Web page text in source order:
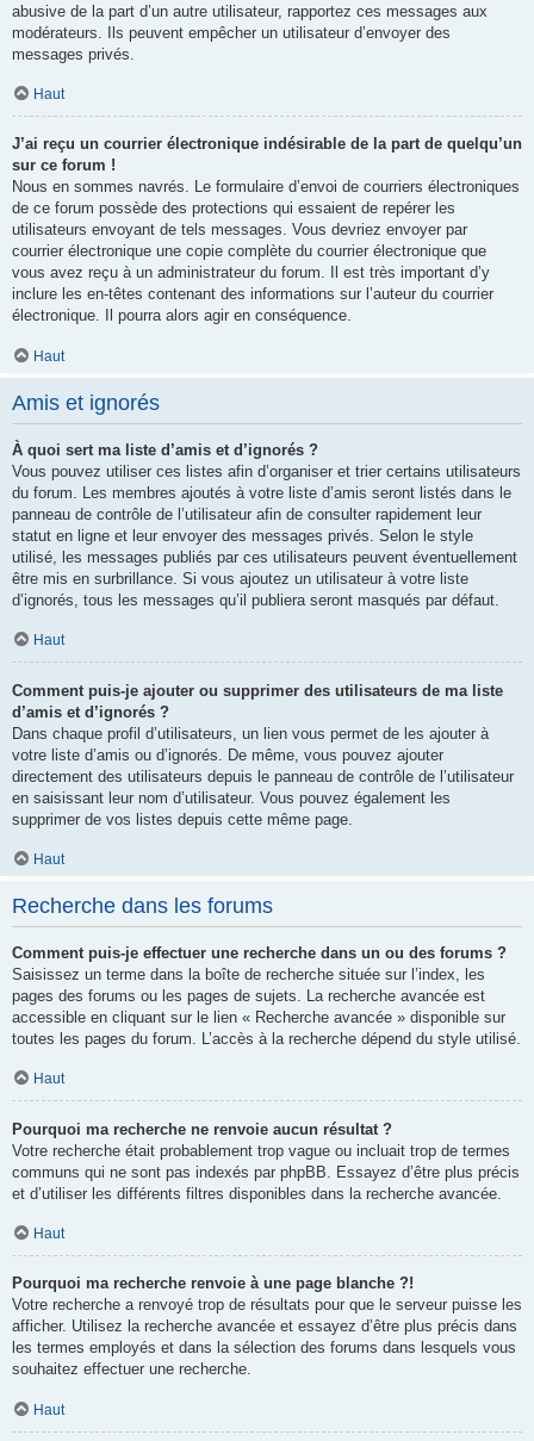
abusive de la part d’un autre utilisateur, rapportez ces messages aux
modérateurs. Ils peuvent empêcher un utilisateur d’envoyer des
messages privés.
Haut
J’ai reçu un courrier électronique indésirable de la part de quelqu’un
sur ce forum !
Nous en sommes navrés. Le formulaire d’envoi de courriers électroniques
de ce forum possède des protections qui essaient de repérer les
utilisateurs envoyant de tels messages. Vous devriez envoyer par
courrier électronique une copie complète du courrier électronique que
vous avez reçu à un administrateur du forum. Il est très important d’y
inclure les en-têtes contenant des informations sur l’auteur du courrier
électronique. Il pourra alors agir en conséquence.
Haut
Amis et ignorés
À quoi sert ma liste d’amis et d’ignorés ?
Vous pouvez utiliser ces listes afin d’organiser et trier certains utilisateurs
du forum. Les membres ajoutés à votre liste d’amis seront listés dans le
panneau de contrôle de l’utilisateur afin de consulter rapidement leur
statut en ligne et leur envoyer des messages privés. Selon le style
utilisé, les messages publiés par ces utilisateurs peuvent éventuellement
être mis en surbrillance. Si vous ajoutez un utilisateur à votre liste
d’ignorés, tous les messages qu’il publiera seront masqués par défaut.
Haut
Comment puis-je ajouter ou supprimer des utilisateurs de ma liste
d’amis et d’ignorés ?
Dans chaque profil d’utilisateurs, un lien vous permet de les ajouter à
votre liste d’amis ou d’ignorés. De même, vous pouvez ajouter
directement des utilisateurs depuis le panneau de contrôle de l’utilisateur
en saisissant leur nom d’utilisateur. Vous pouvez également les
supprimer de vos listes depuis cette même page.
Haut
Recherche dans les forums
Comment puis-je effectuer une recherche dans un ou des forums ?
Saisissez un terme dans la boîte de recherche située sur l’index, les
pages des forums ou les pages de sujets. La recherche avancée est
accessible en cliquant sur le lien « Recherche avancée » disponible sur
toutes les pages du forum. L’accès à la recherche dépend du style utilisé.
Haut
Pourquoi ma recherche ne renvoie aucun résultat ?
Votre recherche était probablement trop vague ou incluait trop de termes
communs qui ne sont pas indexés par phpBB. Essayez d’être plus précis
et d’utiliser les différents filtres disponibles dans la recherche avancée.
Haut
Pourquoi ma recherche renvoie à une page blanche ?!
Votre recherche a renvoyé trop de résultats pour que le serveur puisse les
afficher. Utilisez la recherche avancée et essayez d’être plus précis dans
les termes employés et dans la sélection des forums dans lesquels vous
souhaitez effectuer une recherche.
Haut